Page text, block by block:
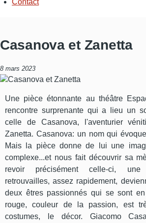
Contact
Casanova et Zanetta
8 mars 2023
Une pièce étonnante au théâtre
rencontre surprenante qui a lieu un
celle de Casanova, l'aventurier
Zanetta. Casanova: un nom qui
Mais la pièce donne de lui une
complexe...et nous fait découvrir sa
revoir précisément celle-ci, une
retrouvailles, assez rapidement,
deux êtres passionnés qui se sont
rouge, couleur de la passion, est
costumes, le décor. Giacomo